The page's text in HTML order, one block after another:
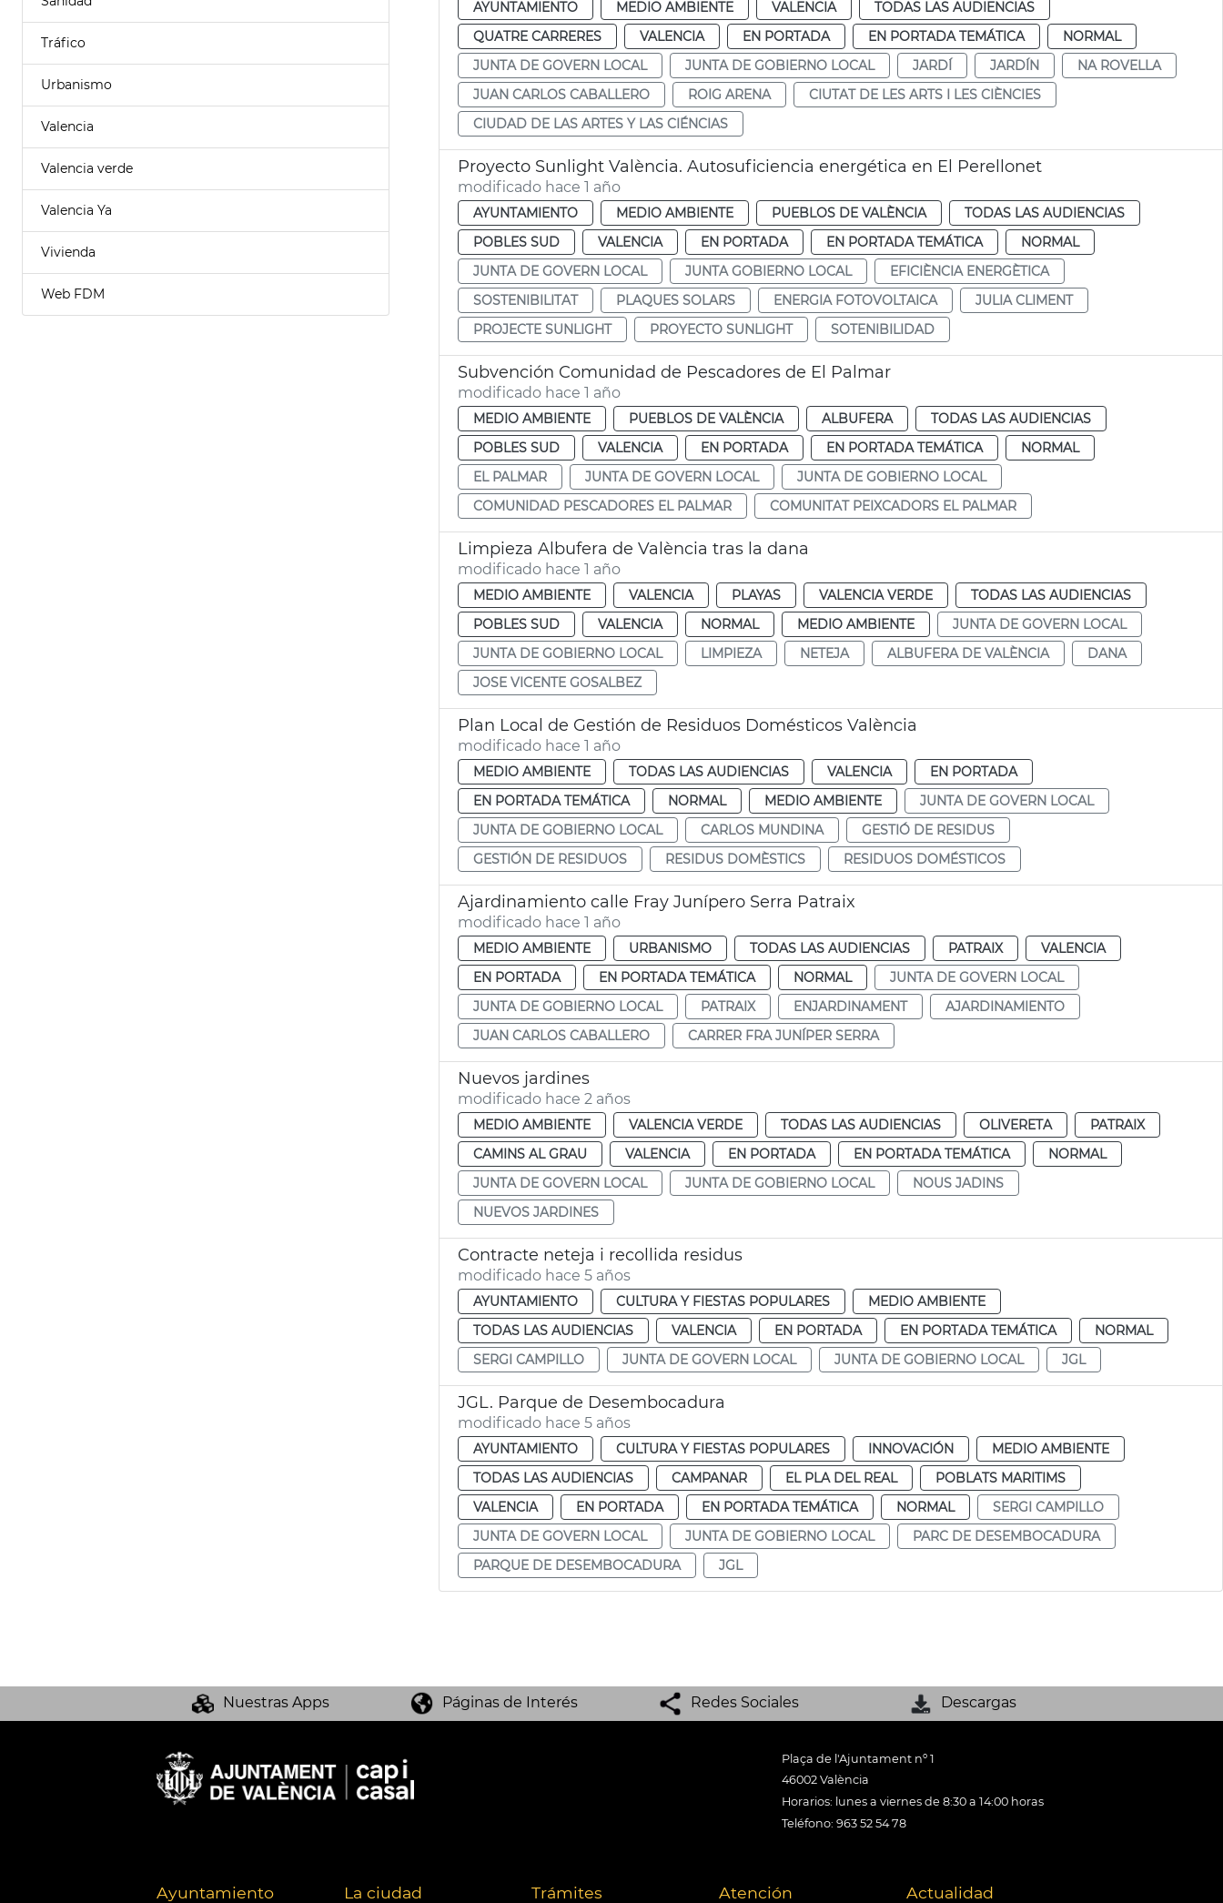
Tráfico
Urbanismo
Valencia
Valencia verde
Valencia Ya
Vivienda
Web FDM
AYUNTAMIENTO MEDIO AMBIENTE VALENCIA
TODAS LAS AUDIENCIAS
QUATRE CARRERES
VALENCIA EN PORTADA EN PORTADA TEMÁTICA
NORMAL
JUNTA DE GOVERN LOCAL
JUNTA DE GOBIERNO LOCAL JARDÍ JARDÍN
NA ROVELLA
JUAN CARLOS CABALLERO
ROIG ARENA
CIUTAT DE LES ARTS I LES CIÈNCIES
CIUDAD DE LAS ARTES Y LAS CIÉNCIAS
Proyecto Sunlight València. Autosuficiencia energética en El Perellonet
modificado hace 1 año
AYUNTAMIENTO MEDIO AMBIENTE PUEBLOS DE VALÈNCIA
TODAS LAS AUDIENCIAS
POBLES SUD
VALENCIA EN PORTADA EN PORTADA TEMÁTICA
NORMAL
JUNTA DE GOVERN LOCAL
JUNTA GOBIERNO LOCAL
EFICIÈNCIA ENERGÈTICA
SOSTENIBILITAT
PLAQUES SOLARS ENERGIA FOTOVOLTAICA
JULIA CLIMENT
PROJECTE SUNLIGHT
PROYECTO SUNLIGHT SOTENIBILIDAD
Subvención Comunidad de Pescadores de El Palmar
modificado hace 1 año
MEDIO AMBIENTE PUEBLOS DE VALÈNCIA ALBUFERA
TODAS LAS AUDIENCIAS
POBLES SUD
VALENCIA EN PORTADA EN PORTADA TEMÁTICA
NORMAL
EL PALMAR
JUNTA DE GOVERN LOCAL
JUNTA DE GOBIERNO LOCAL
COMUNIDAD PESCADORES EL PALMAR
COMUNITAT PEIXCADORS EL PALMAR
Limpieza Albufera de València tras la dana
modificado hace 1 año
MEDIO AMBIENTE VALENCIA PLAYAS VALENCIA VERDE
TODAS LAS AUDIENCIAS
POBLES SUD
VALENCIA NORMAL MEDIO AMBIENTE
JUNTA DE GOVERN LOCAL
JUNTA DE GOBIERNO LOCAL
LIMPIEZA NETEJA ALBUFERA DE VALÈNCIA
DANA
JOSE VICENTE GOSALBEZ
Plan Local de Gestión de Residuos Domésticos València
modificado hace 1 año
MEDIO AMBIENTE TODAS LAS AUDIENCIAS VALENCIA
EN PORTADA
EN PORTADA TEMÁTICA
NORMAL MEDIO AMBIENTE
JUNTA DE GOVERN LOCAL
JUNTA DE GOBIERNO LOCAL
CARLOS MUNDINA
GESTIÓ DE RESIDUS
GESTIÓN DE RESIDUOS
RESIDUS DOMÈSTICS RESIDUOS DOMÉSTICOS
Ajardinamiento calle Fray Junípero Serra Patraix
modificado hace 1 año
MEDIO AMBIENTE URBANISMO TODAS LAS AUDIENCIAS PATRAIX
VALENCIA
EN PORTADA
EN PORTADA TEMÁTICA NORMAL
JUNTA DE GOVERN LOCAL
JUNTA DE GOBIERNO LOCAL
PATRAIX ENJARDINAMENT
AJARDINAMIENTO
JUAN CARLOS CABALLERO
CARRER FRA JUNÍPER SERRA
Nuevos jardines
modificado hace 2 años
MEDIO AMBIENTE VALENCIA VERDE TODAS LAS AUDIENCIAS OLIVERETA
PATRAIX
CAMINS AL GRAU
VALENCIA EN PORTADA EN PORTADA TEMÁTICA
NORMAL
JUNTA DE GOVERN LOCAL
JUNTA DE GOBIERNO LOCAL
NOUS JADINS
NUEVOS JARDINES
Contracte neteja i recollida residus
modificado hace 5 años
AYUNTAMIENTO CULTURA Y FIESTAS POPULARES
MEDIO AMBIENTE
TODAS LAS AUDIENCIAS
VALENCIA EN PORTADA EN PORTADA TEMÁTICA
NORMAL
SERGI CAMPILLO
JUNTA DE GOVERN LOCAL JUNTA DE GOBIERNO LOCAL JGL
JGL. Parque de Desembocadura
modificado hace 5 años
AYUNTAMIENTO CULTURA Y FIESTAS POPULARES INNOVACIÓN
MEDIO AMBIENTE
TODAS LAS AUDIENCIAS
CAMPANAR EL PLA DEL REAL
POBLATS MARITIMS
VALENCIA
EN PORTADA EN PORTADA TEMÁTICA NORMAL
SERGI CAMPILLO
JUNTA DE GOVERN LOCAL
JUNTA DE GOBIERNO LOCAL
PARC DE DESEMBOCADURA
PARQUE DE DESEMBOCADURA
JGL
Nuestras Apps Páginas de Interés Redes Sociales Descargas
Plaça de l'Ajuntament nº 1
46002 València
Horarios: lunes a viernes de 8:30 a 14:00 horas
Teléfono: 963 52 54 78
Ayuntamiento La ciudad Trámites Atención Actualidad